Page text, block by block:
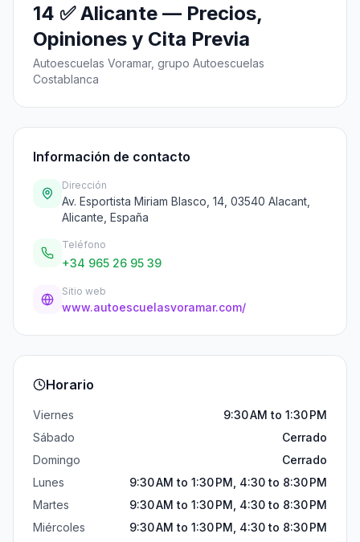
14 ✅ Alicante — Precios,
Opiniones y Cita Previa
Autoescuelas Voramar, grupo Autoescuelas
Costablanca
Información de contacto
Dirección
Av. Esportista Miriam Blasco, 14, 03540 Alacant,
Alicante, España
Teléfono
+34 965 26 95 39
Sitio web
www.autoescuelasvoramar.com/
Horario
Viernes
9:30 AM to 1:30 PM
Sábado
Cerrado
Domingo
Cerrado
Lunes
9:30 AM to 1:30 PM, 4:30 to 8:30 PM
Martes
9:30 AM to 1:30 PM, 4:30 to 8:30 PM
Miércoles
9:30 AM to 1:30 PM, 4:30 to 8:30 PM